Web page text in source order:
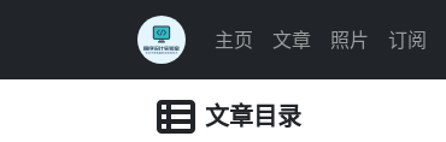
主页 文章 照片 订阅
文章目录